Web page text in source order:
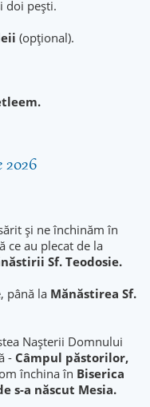
doi peşti.
(opţional).
2026
și ne închinăm în
ce au plecat de la
Sf. Teodosie.
până la Mănăstirea Sf.
Nașterii Domnului
- Câmpul păstorilor,
închina în Biserica
s-a născut Mesia.